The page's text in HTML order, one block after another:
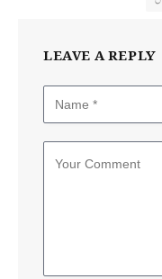
LEAVE A REPLY